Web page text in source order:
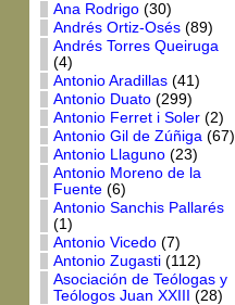
Ana Rodrigo(30)
Andrés Ortiz-Osés(89)
Andrés Torres Queiruga
(4)
Antonio Aradillas(41)
Antonio Duato(299)
Antonio Ferret i Soler(2)
Antonio Gil de Zúñiga(67)
Antonio Llaguno(23)
Antonio Moreno de la
Fuente(6)
Antonio Sanchis Pallarés
(1)
Antonio Vicedo(7)
Antonio Zugasti(112)
Asociación de Teólogas y
Teólogos Juan XXIII
(28)